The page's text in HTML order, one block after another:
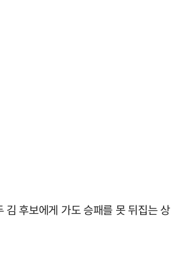
김 후보에게 가도 승패를 못 뒤집는 상